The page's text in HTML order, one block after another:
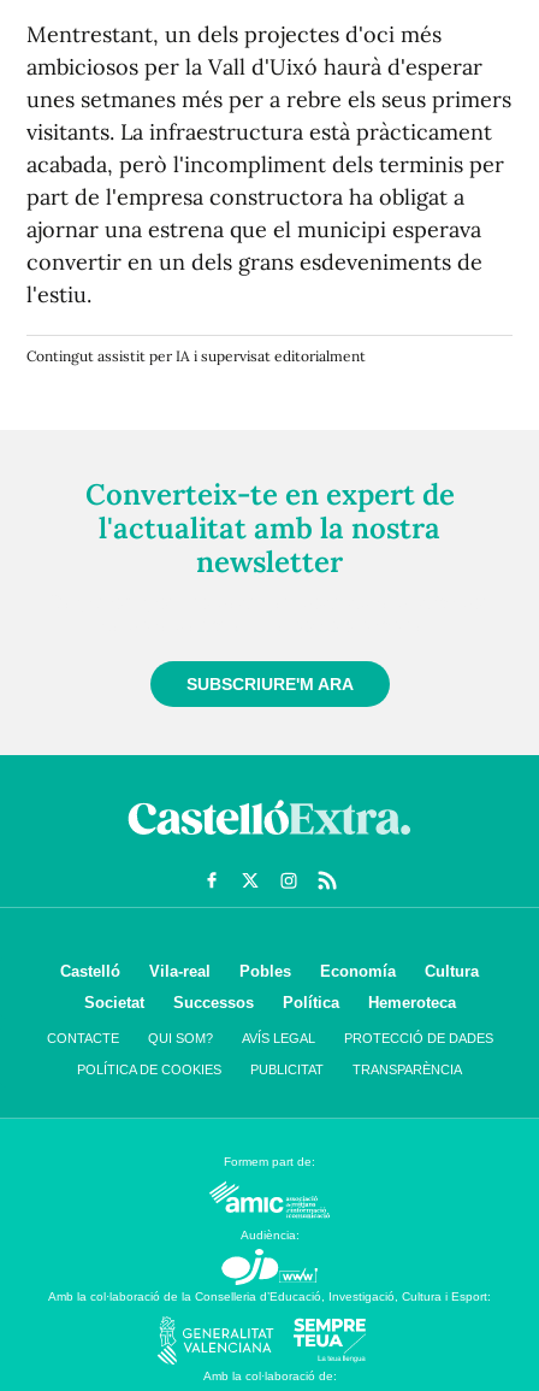
Mentrestant, un dels projectes d'oci més
ambiciosos per la Vall d'Uixó haurà d'esperar
unes setmanes més per a rebre els seus primers
visitants. La infraestructura està pràcticament
acabada, però l'incompliment dels terminis per
part de l'empresa constructora ha obligat a
ajornar una estrena que el municipi esperava
convertir en un dels grans esdeveniments de
l'estiu.
Contingut assistit per IA i supervisat editorialment
Converteix-te en expert de
l'actualitat amb la nostra
newsletter
SUBSCRIURE'M ARA
Castelló Vila-real Pobles Economía
Cultura
Societat
Successos Política Hemeroteca
CONTACTE QUI SOM? AVÍS LEGAL PROTECCIÓ DE DADES
POLÍTICA DE COOKIES PUBLICITAT TRANSPARÈNCIA
Formem part de:
Audiència:
Amb la col·laboració de la Conselleria d’Educació, Investigació, Cultura i Esport:
Amb la col·laboració de: